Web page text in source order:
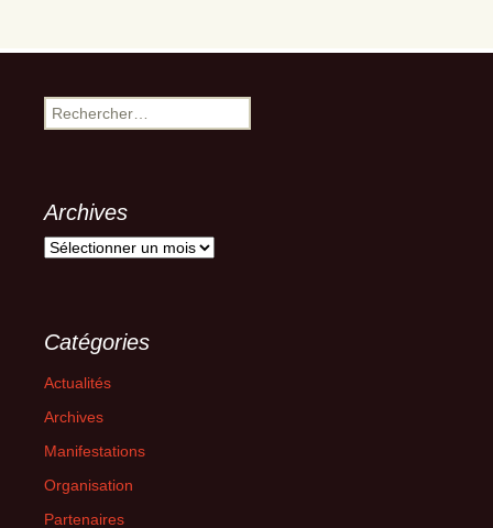
Rechercher :
Archives
Archives
Catégories
Actualités
Archives
Manifestations
Organisation
Partenaires